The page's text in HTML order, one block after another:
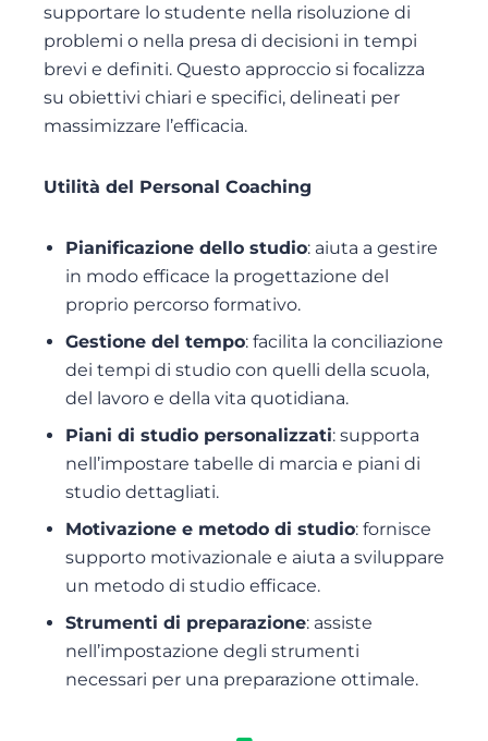
supportare lo studente nella risoluzione di
problemi o nella presa di decisioni in tempi
brevi e definiti. Questo approccio si focalizza
su obiettivi chiari e specifici, delineati per
massimizzare l’efficacia.
Utilità del Personal Coaching
Pianificazione dello studio: aiuta a gestire
in modo efficace la progettazione del
proprio percorso formativo.
Gestione del tempo: facilita la conciliazione
dei tempi di studio con quelli della scuola,
del lavoro e della vita quotidiana.
Piani di studio personalizzati: supporta
nell’impostare tabelle di marcia e piani di
studio dettagliati.
Motivazione e metodo di studio: fornisce
supporto motivazionale e aiuta a sviluppare
un metodo di studio efficace.
Strumenti di preparazione: assiste
nell’impostazione degli strumenti
necessari per una preparazione ottimale.